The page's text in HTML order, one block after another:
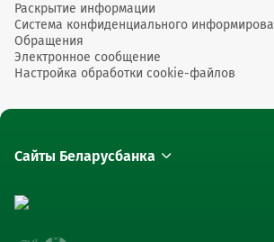
Раскрытие информации
Система конфиденциального
Обращения
Электронное сообщение
Настройка обработки cookie-файлов
Сайты Беларусбанка